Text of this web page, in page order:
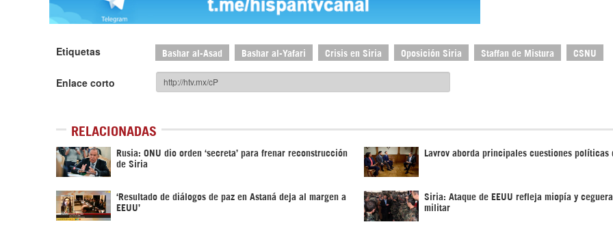
Etiquetas Bashar al-Asad Bashar al-Yafari Crisis en Siria Oposición Siria Staffan de Mistura CSNU
Enlace corto
RELACIONADAS
Rusia: ONU dio orden ‘secreta’ para frenar reconstrucción
de Siria
Lavrov aborda principales cuestiones políticas
‘Resultado de diálogos de paz en Astaná deja al margen a
EEUU’
Siria: Ataque de EEUU refleja miopía y
militar